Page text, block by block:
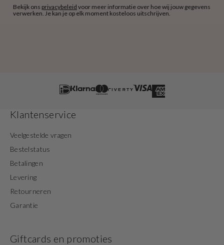
Bekijk ons privacybeleid voor meer informatie over hoe wij jouw gegevens
verwerken. Je kan je op elk moment kosteloos uitschrijven.
Klantenservice
Veelgestelde vragen
Bestelstatus
Betalingen
Levering
Retourneren
Garantie
Giftcards en promoties